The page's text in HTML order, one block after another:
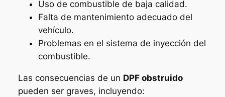
Uso de combustible de baja calidad.
Falta de mantenimiento adecuado del
vehículo.
Problemas en el sistema de inyección del
combustible.
Las consecuencias de un DPF obstruido
pueden ser graves, incluyendo: